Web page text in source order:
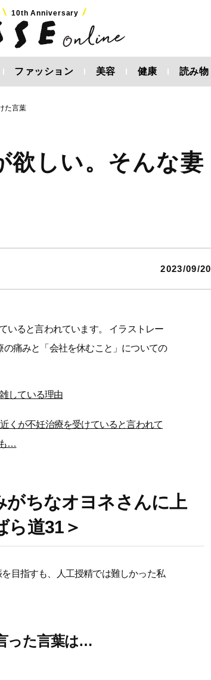
10th Anniversary
ファッション 美容 健康 読み物
た言葉
欲しい。そんな妻
2023/09/20
いると言われています。 イラストレー
痛みと「会社を休むこと」についての
している理由
くが不妊治療を受けていると言われて
…
がちなオヨネさんに上
道31＞
目指すも、人工授精では難しかった私
った言葉は…